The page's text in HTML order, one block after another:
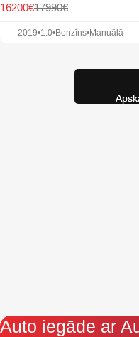
17990€
16200€
2019•1.0•Benzīns•Manuālā
Auto iegāde ar